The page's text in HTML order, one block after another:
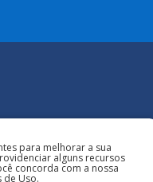
para melhorar a sua
alguns recursos
concorda com a nossa
de Uso.